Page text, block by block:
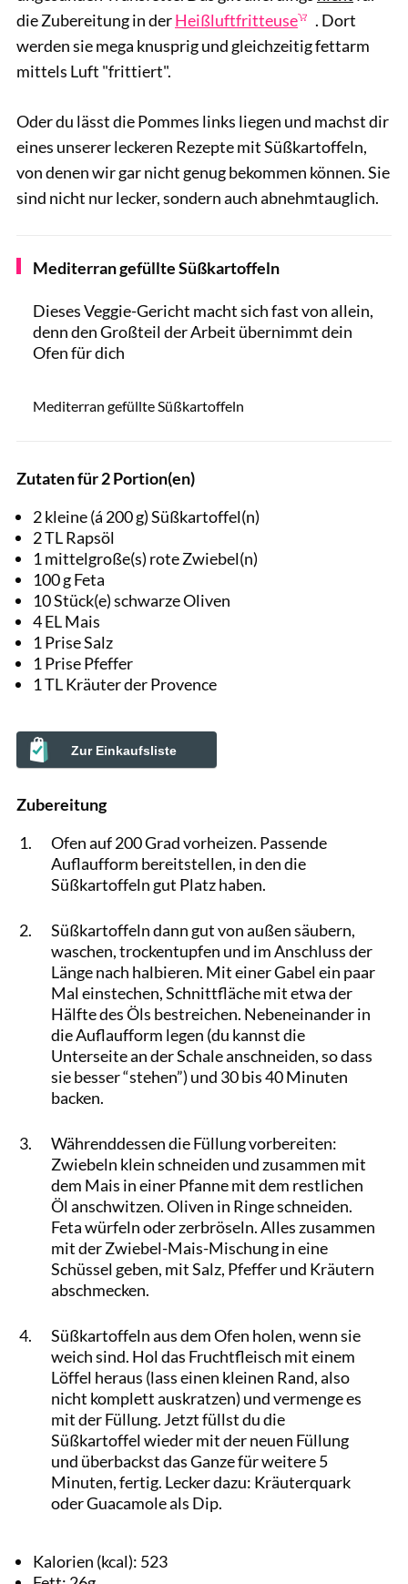
die Zubereitung in derHeißluftfritteuse
. Dort
werden sie mega knusprig und gleichzeitig fettarm
mittels Luft "frittiert".
Oder du lässt die Pommes links liegen und machst dir
eines unserer leckeren Rezepte mit Süßkartoffeln,
von denen wir gar nicht genug bekommen können. Sie
sind nicht nur lecker, sondern auch abnehmtauglich.
Mediterran gefüllte Süßkartoffeln
Dieses Veggie-Gericht macht sich fast von allein,
denn den Großteil der Arbeit übernimmt dein
Ofen für dich
Mediterran gefüllte Süßkartoffeln
Zutaten für 2 Portion(en)
2 kleine (á 200 g) Süßkartoffel(n)
2 TL Rapsöl
1 mittelgroße(s) rote Zwiebel(n)
100 g Feta
10 Stück(e) schwarze Oliven
4 EL Mais
1 Prise Salz
1 Prise Pfeffer
1 TL Kräuter der Provence
Zur Einkaufsliste
Zubereitung
Ofen auf 200 Grad vorheizen. Passende
Auflaufform bereitstellen, in den die
Süßkartoffeln gut Platz haben.
Süßkartoffeln dann gut von außen säubern,
waschen, trockentupfen und im Anschluss der
Länge nach halbieren. Mit einer Gabel ein paar
Mal einstechen, Schnittfläche mit etwa der
Hälfte des Öls bestreichen. Nebeneinander in
die Auflaufform legen (du kannst die
Unterseite an der Schale anschneiden, so dass
sie besser “stehen”) und 30 bis 40 Minuten
backen.
Währenddessen die Füllung vorbereiten:
Zwiebeln klein schneiden und zusammen mit
dem Mais in einer Pfanne mit dem restlichen
Öl anschwitzen. Oliven in Ringe schneiden.
Feta würfeln oder zerbröseln. Alles zusammen
mit der Zwiebel-Mais-Mischung in eine
Schüssel geben, mit Salz, Pfeffer und Kräutern
abschmecken.
Süßkartoffeln aus dem Ofen holen, wenn sie
weich sind. Hol das Fruchtfleisch mit einem
Löffel heraus (lass einen kleinen Rand, also
nicht komplett auskratzen) und vermenge es
mit der Füllung. Jetzt füllst du die
Süßkartoffel wieder mit der neuen Füllung
und überbackst das Ganze für weitere 5
Minuten, fertig. Lecker dazu: Kräuterquark
oder Guacamole als Dip.
Kalorien (kcal): 523